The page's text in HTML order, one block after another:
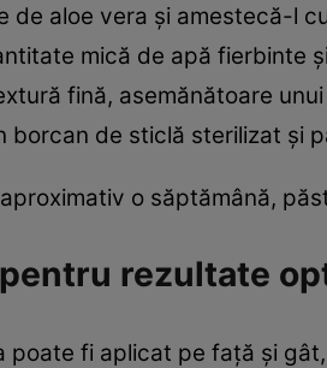
de aloe vera și amestecă-l
mică de apă fierbinte
fină, asemănătoare unui
borcan de sticlă sterilizat și
o săptămână,
rezultate
poate fi aplicat pe față și